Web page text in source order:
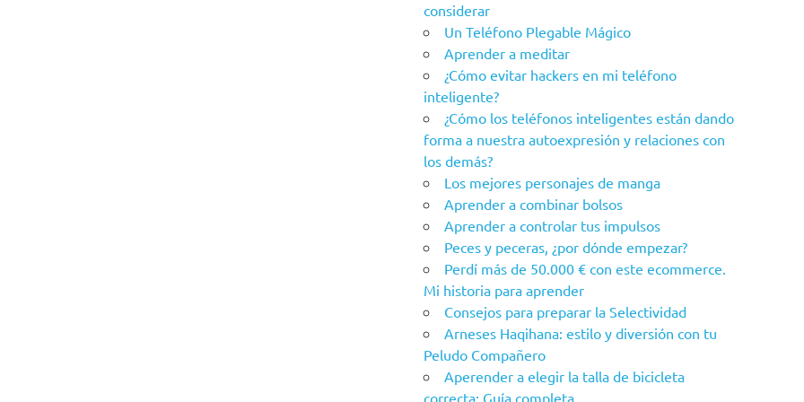
considerar
Un Teléfono Plegable Mágico
Aprender a meditar
¿Cómo evitar hackers en mi teléfono
inteligente?
¿Cómo los teléfonos inteligentes están dando
forma a nuestra autoexpresión y relaciones con
los demás?
Los mejores personajes de manga
Aprender a combinar bolsos
Aprender a controlar tus impulsos
Peces y peceras, ¿por dónde empezar?
Perdí más de 50.000 € con este ecommerce.
Mi historia para aprender
Consejos para preparar la Selectividad
Arneses Haqihana: estilo y diversión con tu
Peludo Compañero
Aperender a elegir la talla de bicicleta
correcta: Guía completa